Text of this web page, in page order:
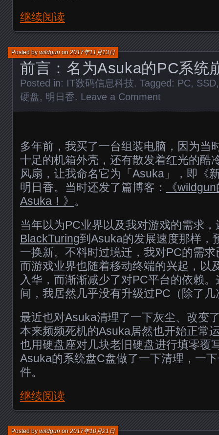
继续阅读
前言：名为Asuka的PC系
Posted bywildgunon2017年11月13日
Posted in: IT数码信息科技. Tagged: PC, SSD
硬盘, 明日香. Leave a Comment
多年前，我买了一台组装电脑，因为当
十足的机箱外壳，还有散发着红光的酷
风扇，让我命名它为「Asuka」，即《
明日香。当时还发了篇博客：
《
Asuka！》 。
当年以为PC业界以及我对游戏的需求
BlackTuring到Asuka的发展速度那样，
一换新。不料时过境迁，我对PC的需
而游戏业界也随着移动终端的兴起，以
入华，而渐渐减少了对PC平台的依赖
间，我居然几乎没有升级过PC（除了
最近也对Asuka清理了一下灰尘、改变
本来频频死机的Asuka居然也开始正常
也用硬盘座对几块老旧硬盘进行填零覆
Asuka的系统盘C盘做了一下清理，一
件。
继续阅读
Posted bywildgunon2017年10月21日